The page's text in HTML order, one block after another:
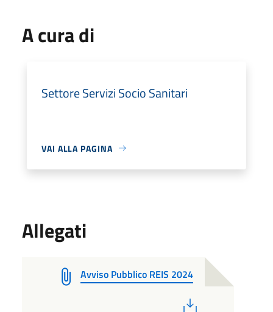
A cura di
Settore Servizi Socio Sanitari
VAI ALLA PAGINA
Allegati
Avviso Pubblico REIS 2024